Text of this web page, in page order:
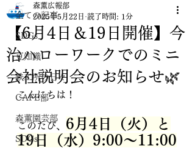
全ての記事
SDGs
豆知識
鉄工所の日々
CAFE部
森薫園芸部
SDGs
【6月4日＆19日開催】今
治ハローワークでのミニ
会社説明会のお知らせ🌿
森薫広報部
2025年5月22日 読了時間: 1分
こんにちは！
このたび、 6月4日（火）と
19日（水）9:00～11:00